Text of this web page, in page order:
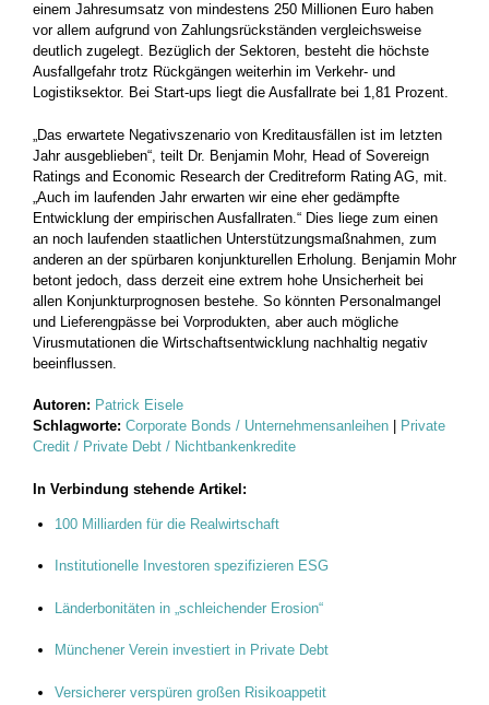
einem Jahresumsatz von mindestens 250 Millionen Euro haben
vor allem aufgrund von Zahlungsrückständen vergleichsweise
deutlich zugelegt. Bezüglich der Sektoren, besteht die höchste
Ausfallgefahr trotz Rückgängen weiterhin im Verkehr- und
Logistiksektor. Bei Start-ups liegt die Ausfallrate bei 1,81 Prozent.
„Das erwartete Negativszenario von Kreditausfällen ist im letzten
Jahr ausgeblieben“, teilt Dr. Benjamin Mohr, Head of Sovereign
Ratings and Economic Research der Creditreform Rating AG, mit.
„Auch im laufenden Jahr erwarten wir eine eher gedämpfte
Entwicklung der empirischen Ausfallraten.“ Dies liege zum einen
an noch laufenden staatlichen Unterstützungsmaßnahmen, zum
anderen an der spürbaren konjunkturellen Erholung. Benjamin Mohr
betont jedoch, dass derzeit eine extrem hohe Unsicherheit bei
allen Konjunkturprognosen bestehe. So könnten Personalmangel
und Lieferengpässe bei Vorprodukten, aber auch mögliche
Virusmutationen die Wirtschaftsentwicklung nachhaltig negativ
beeinflussen.
Autoren: Patrick Eisele
Schlagworte: Corporate Bonds / Unternehmensanleihen
Private
Credit / Private Debt / Nichtbankenkredite
In Verbindung stehende Artikel:
100 Milliarden für die Realwirtschaft
Institutionelle Investoren spezifizieren ESG
Länderbonitäten in „schleichender Erosion“
Münchener Verein investiert in Private Debt
Versicherer verspüren großen Risikoappetit